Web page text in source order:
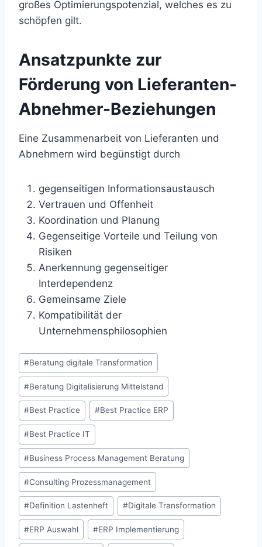
großes Optimierungspotenzial, welches es zu
schöpfen gilt.
Ansatzpunkte zur
Förderung von Lieferanten-
Abnehmer-Beziehungen
Eine Zusammenarbeit von Lieferanten und
Abnehmern wird begünstigt durch
gegenseitigen Informationsaustausch
Vertrauen und Offenheit
Koordination und Planung
Gegenseitige Vorteile und Teilung von
Risiken
Anerkennung gegenseitiger
Interdependenz
Gemeinsame Ziele
Kompatibilität der
Unternehmensphilosophien
Schlagworte:
#Beratung digitale Transformation
#Beratung Digitalisierung Mittelstand
#Best Practice #Best Practice ERP
#Best Practice IT
#Business Process Management Beratung
#Consulting Prozessmanagement
#Definition Lastenheft #Digitale Transformation
#ERP Auswahl #ERP Implementierung